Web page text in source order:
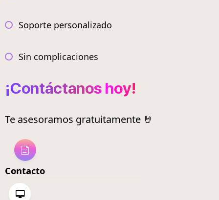
Soporte personalizado
Sin complicaciones
¡Contáctanos hoy!
Te asesoramos gratuitamente 🤘
Contacto